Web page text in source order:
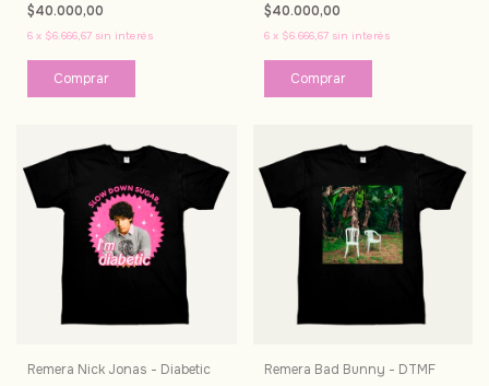
$40.000,00
6 x $6.666,67 sin interés
Comprar
$40.000,00
6 x $6.666,67 sin interés
Comprar
Remera Nick Jonas - Diabetic
Remera Bad Bunny - DTMF